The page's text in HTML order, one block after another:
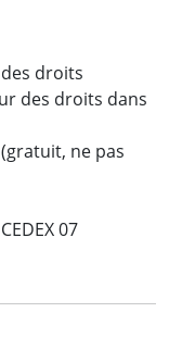
droits
des droits dans
ne pas
07